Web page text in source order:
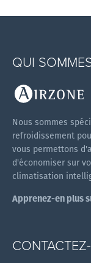
QUI
Nous sommes
refroidissement
vous permettons
d'économiser sur
climatisation
Apprenez-en plus